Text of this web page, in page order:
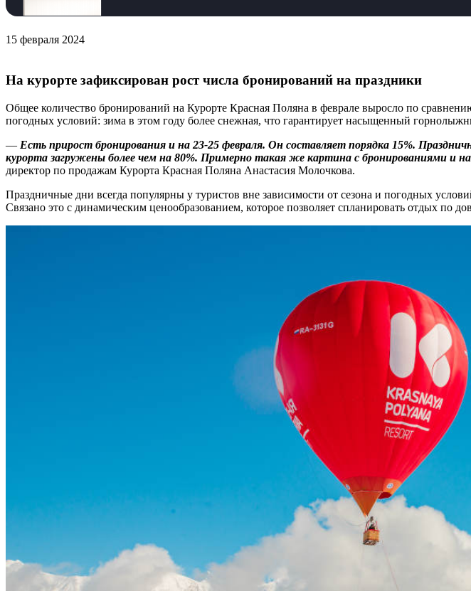
15 февраля 2024
На курорте зафиксирован рост числа бронирований на праздники
Общее количество бронирований на Курорте Красная Поляна в феврале выросло по
погодных условий: зима в этом году более снежная, что гарантирует насыщенный
— Есть прирост бронирования и на 23-25 февраля. Он составляет порядка 15%.
курорта загружены более чем на 80%. Примерно такая же картина с бронированиями и
директор по продажам Курорта Красная Поляна Анастасия Молочкова.
Праздничные дни всегда популярны у туристов вне зависимости от сезона и погодных
Связано это с динамическим ценообразованием, которое позволяет спланировать отдых по